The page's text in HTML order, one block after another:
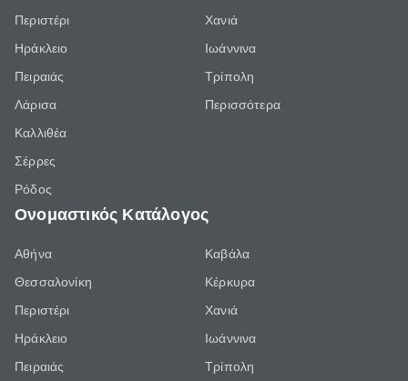
Περιστέρι
Ηράκλειο
Πειραιάς
Λάρισα
Καλλιθέα
Σέρρες
Ρόδος
Χανιά
Ιωάννινα
Τρίπολη
Περισσότερα
Ονομαστικός Κατάλογος
Αθήνα
Θεσσαλονίκη
Περιστέρι
Ηράκλειο
Πειραιάς
Καβάλα
Κέρκυρα
Χανιά
Ιωάννινα
Τρίπολη